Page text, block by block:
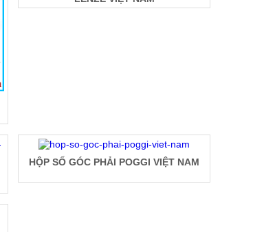
HỘP SỐ GÓC PHẢI POGGI VIỆT NAM